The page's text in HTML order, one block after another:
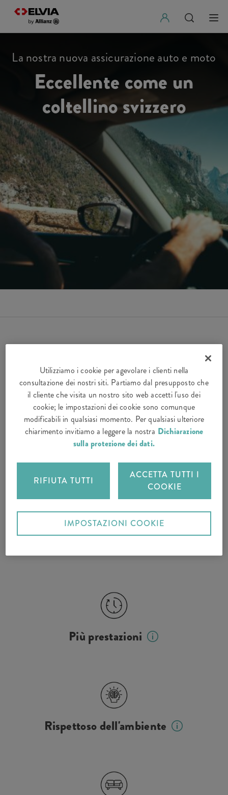
La nostra nuova assicurazione auto e moto
Eccellente come un
coltellino svizzero
Quello che era già buono, diventa ancora meglio:
abbiamo adattato la nostra assicurazione auto e moto.
Il risultato è un mix perfetto di sicurezza e prestazioni
che può essere adattato alle vostre esigenze
individuali.
CALCOLARE IL PREMIO AUTO
Più prestazioni
Rispettoso dell'ambiente
Utilizziamo i cookie per agevolare i clienti nella
consultazione dei nostri siti. Partiamo dal presupposto che
il cliente che visita un nostro sito web accetti l'uso dei
cookie; le impostazioni dei cookie sono comunque
modificabili in qualsiasi momento. Per qualsiasi ulteriore
chiarimento invitiamo a leggere la nostra Dichiarazione
sulla protezione dei dati.
RIFIUTA TUTTI
ACCETTA TUTTI I
COOKIE
IMPOSTAZIONI COOKIE